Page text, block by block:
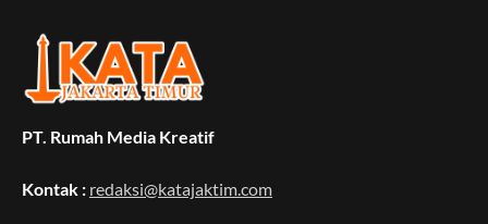
PT. Rumah Media Kreatif
Kontak : redaksi@katajaktim.com